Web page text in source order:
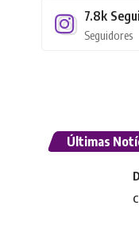
7.8k
Seguidores
Últimas